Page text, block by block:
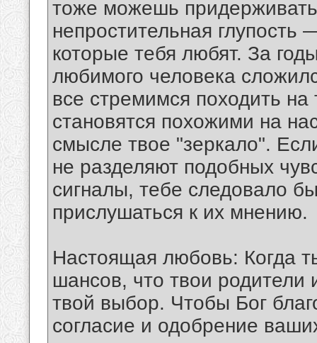
тоже можешь
непростительная
которые тебя любят. За
любимого человека
все стремимся походить
становятся похожими на
смысле твое "зеркало".
не разделяют подобных
сигналы, тебе следовало
прислушаться к их мнению.
Настоящая любовь: Когда
шансов, что твои родители
твой выбор. Чтобы Бог
согласие и одобрение